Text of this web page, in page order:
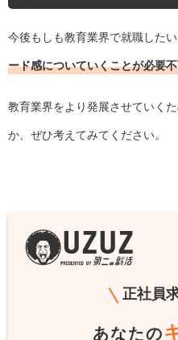
今後もしも教育業界で就職したい
ード感についていくことが必要
教育業界をより発展させていく
か、ぜひ考えてみてください。
正社員
あなたの